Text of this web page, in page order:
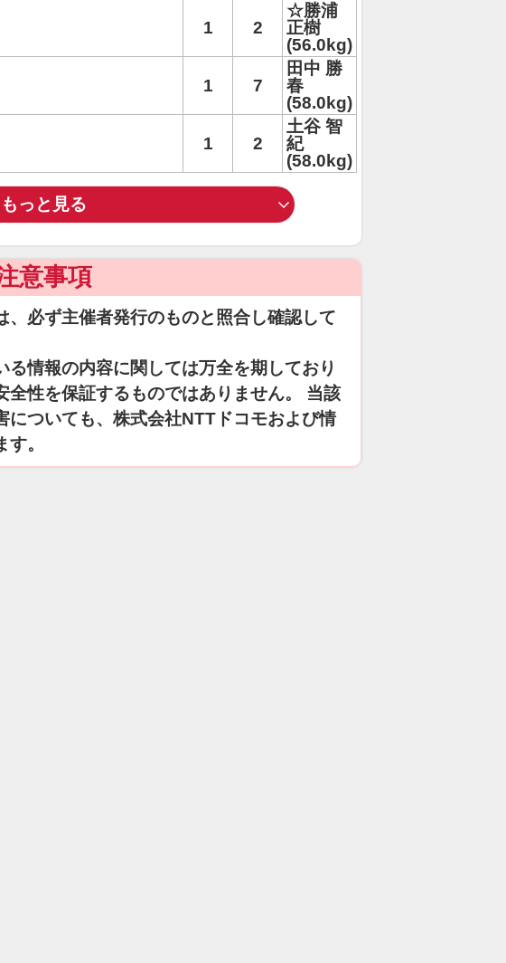
1 2
☆勝浦
正樹
(56.0kg)
1 7
田中 勝
春
(58.0kg)
1 2
土谷 智
紀
(58.0kg)
もっと見る
意事項
必ず主催者発行のものと照合し確認して
情報の内容に関しては万全を期しており
全性を保証するものではありません。 当該
についても、株式会社NTTドコモおよび情
。